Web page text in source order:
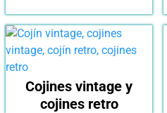
Cojines vintage y
cojines retro